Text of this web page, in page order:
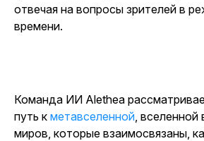
отвечая на вопросы зрителей в
времени.
Команда ИИ Alethea
путь к метавселенной, вселенной
миров, которые взаимосвязаны,